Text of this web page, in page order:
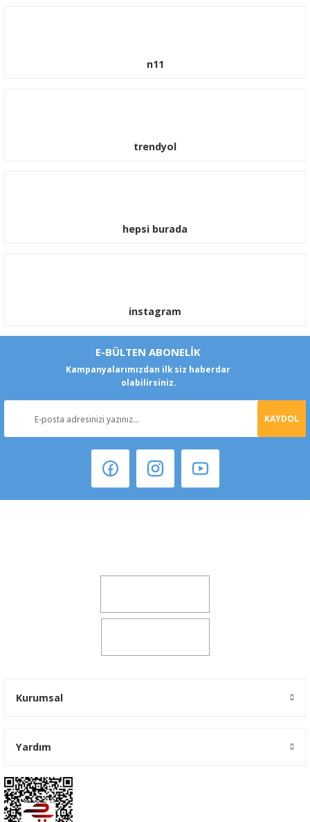
n11
trendyol
hepsi burada
instagram
E-BÜLTEN ABONELİK
Kampanyalarımızdan ilk siz haberdar
olabilirsiniz.
KAYDOL
Kurumsal
Yardım